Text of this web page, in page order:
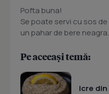
Pofta buna!
Se poate servi cu sos
un pahar de bere neagra.
Pe aceeași temă:
Icre